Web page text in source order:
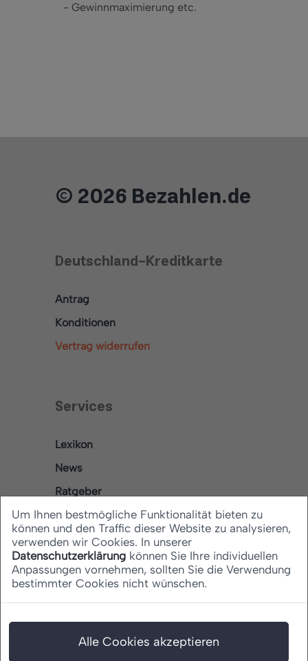
- Gewinnmaximierung etc.
© 2026 Bezahlen.de
Deutschland-Kreditkarte
Antrag
Konditionen
Vertrag widerrufen
Services
Lexikon
News
Ratgeber
Rechtliches
Datenschutz
Impressum
Um Ihnen bestmögliche Funktionalität bieten zu
können und den Traffic dieser Website zu analysieren,
verwenden wir Cookies. In unserer
Datenschutzerklärung können Sie Ihre individuellen
Anpassungen vornehmen, sollten Sie die Verwendung
bestimmter Cookies nicht wünschen.
Alle Cookies akzeptieren